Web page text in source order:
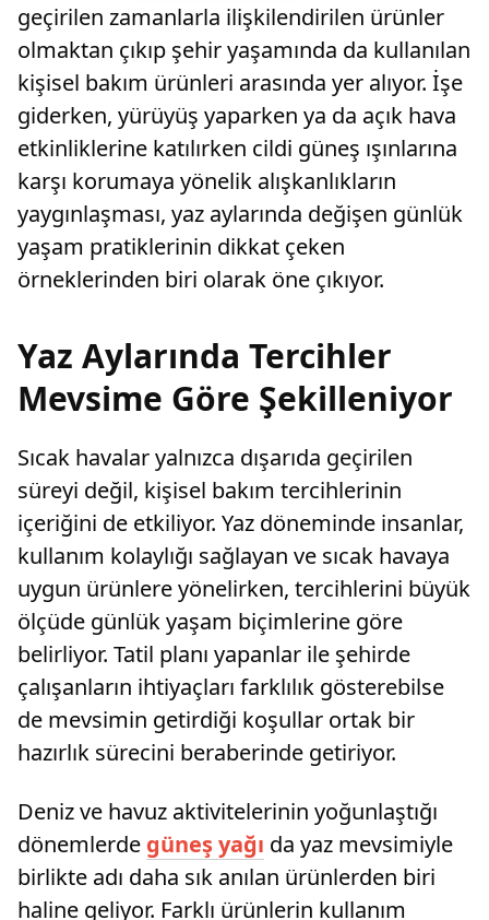
geçirilen zamanlarla ilişkilendirilen ürünler
olmaktan çıkıp şehir yaşamında da kullanılan
kişisel bakım ürünleri arasında yer alıyor. İşe
giderken, yürüyüş yaparken ya da açık hava
etkinliklerine katılırken cildi güneş ışınlarına
karşı korumaya yönelik alışkanlıkların
yaygınlaşması, yaz aylarında değişen günlük
yaşam pratiklerinin dikkat çeken
örneklerinden biri olarak öne çıkıyor.
Yaz Aylarında Tercihler
Mevsime Göre Şekilleniyor
Sıcak havalar yalnızca dışarıda geçirilen
süreyi değil, kişisel bakım tercihlerinin
içeriğini de etkiliyor. Yaz döneminde insanlar,
kullanım kolaylığı sağlayan ve sıcak havaya
uygun ürünlere yönelirken, tercihlerini büyük
ölçüde günlük yaşam biçimlerine göre
belirliyor. Tatil planı yapanlar ile şehirde
çalışanların ihtiyaçları farklılık gösterebilse
de mevsimin getirdiği koşullar ortak bir
hazırlık sürecini beraberinde getiriyor.
Deniz ve havuz aktivitelerinin yoğunlaştığı
dönemlerde güneş yağı da yaz mevsimiyle
birlikte adı daha sık anılan ürünlerden biri
haline geliyor. Farklı ürünlerin kullanım